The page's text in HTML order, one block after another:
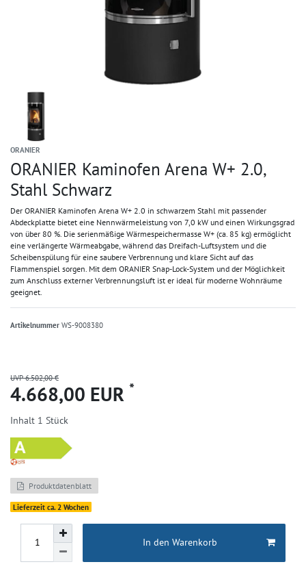
ORANIER
ORANIER Kaminofen Arena W+ 2.0,
Stahl Schwarz
Der ORANIER Kaminofen Arena W+ 2.0 in schwarzem Stahl mit passender
Abdeckplatte bietet eine Nennwärmeleistung von 7,0 kW und einen Wirkungsgrad
von über 80 %. Die serienmäßige Wärmespeichermasse W+ (ca. 85 kg) ermöglicht
eine verlängerte Wärmeabgabe, während das Dreifach-Luftsystem und die
Scheibenspülung für eine saubere Verbrennung und klare Sicht auf das
Flammenspiel sorgen. Mit dem ORANIER Snap-Lock-System und der Möglichkeit
zum Anschluss externer Verbrennungsluft ist er ideal für moderne Wohnräume
geeignet.
Artikelnummer WS-9008380
UVP 6.502,00 €
4.668,00 EUR *
Inhalt 1 Stück
Produktdatenblatt
Lieferzeit ca. 2 Wochen
In den Warenkorb